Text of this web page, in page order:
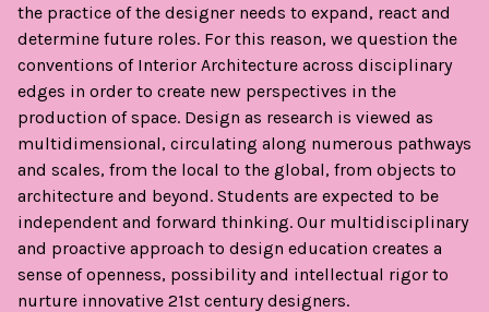
the practice of the designer needs to expand, react and
determine future roles. For this reason, we question the
conventions of Interior Architecture across disciplinary
edges in order to create new perspectives in the
production of space. Design as research is viewed as
multidimensional, circulating along numerous pathways
and scales, from the local to the global, from objects to
architecture and beyond. Students are expected to be
independent and forward thinking. Our multidisciplinary
and proactive approach to design education creates a
sense of openness, possibility and intellectual rigor to
nurture innovative 21st century designers.